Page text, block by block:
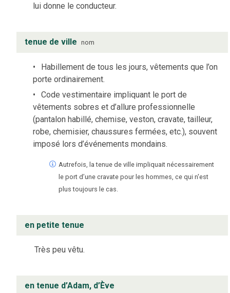
lui donne le conducteur.
tenue de ville nom
Habillement de tous les jours, vêtements que l’on
porte ordinairement.
Code vestimentaire impliquant le port de
vêtements sobres et d’allure professionnelle
(pantalon habillé, chemise, veston, cravate, tailleur,
robe, chemisier, chaussures fermées, etc.), souvent
imposé lors d’événements mondains.
Autrefois, la tenue de ville impliquait nécessairement
le port d’une cravate pour les hommes, ce qui n'est
plus toujours le cas.
en petite tenue
Très peu vêtu.
en tenue d’Adam, d’Ève